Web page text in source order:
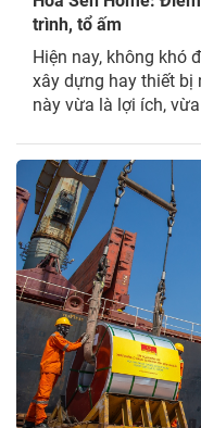
trình, tổ ấm
Hiện nay, không khó
xây dựng hay thiết bị
này vừa là lợi ích,
kém chất lượng, sợ